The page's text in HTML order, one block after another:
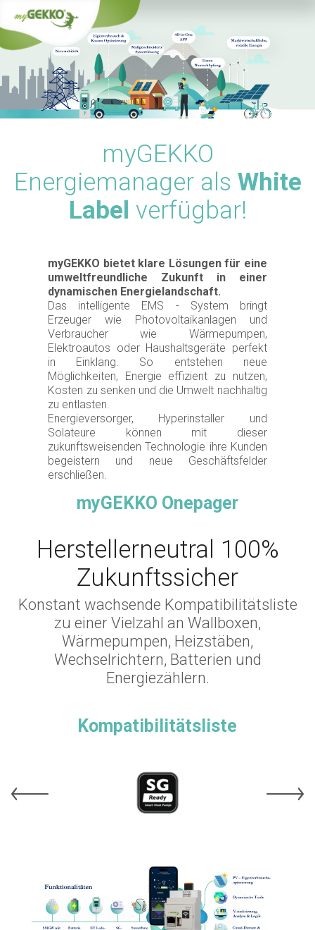
myGEKKO
Energiemanager als White
Label verfügbar!
myGEKKO bietet klare Lösungen für eine
umweltfreundliche Zukunft in einer
dynamischen Energielandschaft.
Das intelligente EMS - System bringt
Erzeuger wie Photovoltaikanlagen und
Verbraucher wie Wärmepumpen,
Elektroautos oder Haushaltsgeräte perfekt
in Einklang. So entstehen neue
Möglichkeiten, Energie effizient zu nutzen,
Kosten zu senken und die Umwelt nachhaltig
zu entlasten.
Energieversorger, Hyperinstaller und
Solateure können mit dieser
zukunftsweisenden Technologie ihre Kunden
begeistern und neue Geschäftsfelder
erschließen.
myGEKKO Onepager
Herstellerneutral 100%
Zukunftssicher
Konstant wachsende Kompatibilitätsliste
zu einer Vielzahl an Wallboxen,
Wärmepumpen, Heizstäben,
Wechselrichtern, Batterien und
Energiezählern.
Kompatibilitätsliste